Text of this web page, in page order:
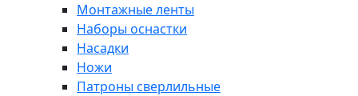
Монтажные ленты
Наборы оснастки
Насадки
Ножи
Патроны сверлильные